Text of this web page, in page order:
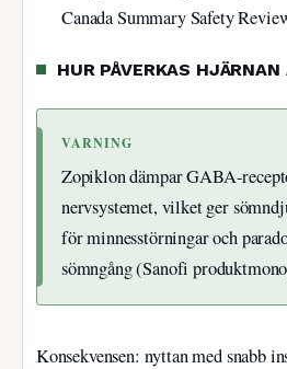
Canada Summary Safety
HUR PÅVERKAS
VARNING
Zopiklon dämpar GABA-
nervsystemet, vilket ger
för minnesstörningar och
sömngång (Sanofi
Konsekvensen: nyttan med snabb